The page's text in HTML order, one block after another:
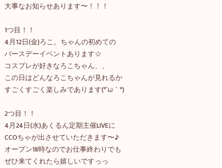
大事なお知らせあります〜！！！
1つ目！！
4月12日(金)ろこ。ちゃんの初めての
バースデーイベントあります☆
コスプレが好きなろこちゃん、、
この日はどんなろこちゃんが見れるか
すごくすごく楽しみであります(*´ω｀*)
2つ目！！
4月24日(水)あくるん定期主催LIVEに
CCOちゃが出させていただきます〜♪
オープン18時なのでお仕事終わりでも
ぜひ来てくれたら嬉しいですっっ